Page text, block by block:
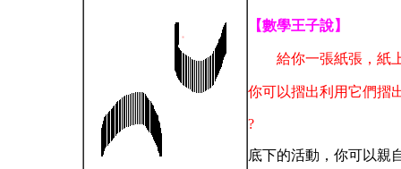
【數學王子說】
給你一張紙張，紙上
你可以摺出利用它們摺
?
底下的活動，你可以親